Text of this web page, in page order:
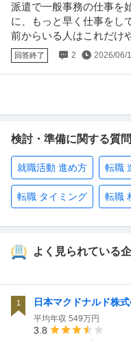
派遣で一般事務の仕事を
に、もっと早く仕事をし
前からいる人はこれだけ
回答終了 2 2026/06/
検討・準備に関する質
就職活動 進め方 転職
転職 タイミング 転職
よく見られている
1 日本マクドナルド株
平均年収 549万円
3.8